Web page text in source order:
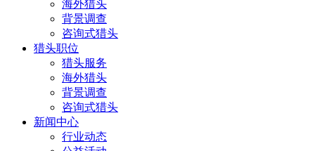
海外猎头
背景调查
咨询式猎头
猎头职位
猎头服务
海外猎头
背景调查
咨询式猎头
新闻中心
行业动态